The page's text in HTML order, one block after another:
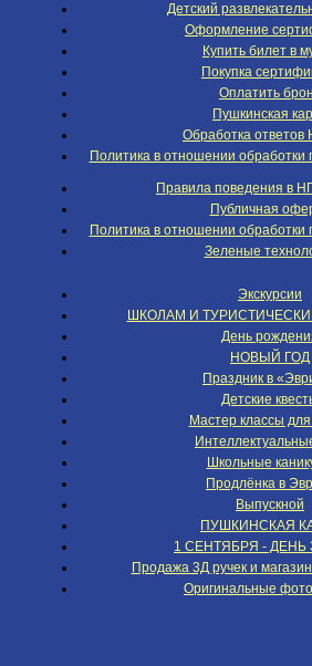
Детский
Оформление
Купить билет в
Покупка
Оплатить
Пушкинская
Обработка ответов
Политика в отношении
Правила поведения в
Публичная
Политика в отношении
Зеленые
Экскурсии
ШКОЛАМ И
День
НОВЫЙ ГОД
Праздник в
Детские
Мастер классы
Школьные
Продлёнка в
Выпускной
ПУШКИНСКАЯ
1 СЕНТЯБРЯ - ДЕНЬ
Продажа 3Д ручек и
Оригинальные